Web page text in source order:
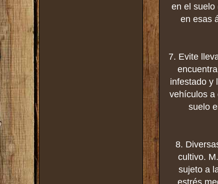
en el suelo
en esas
7. Evite
infestado y
vehículos a
suelo
8.
cultivo.
sujeto a
estrés